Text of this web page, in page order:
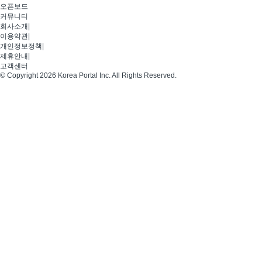
오픈보드
커뮤니티
회사소개
이용약관
개인정보정책
제휴안내
고객센터
© Copyright 2026 Korea Portal Inc. All Rights Reserved.